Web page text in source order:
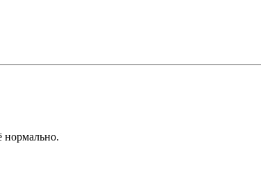
нормально.